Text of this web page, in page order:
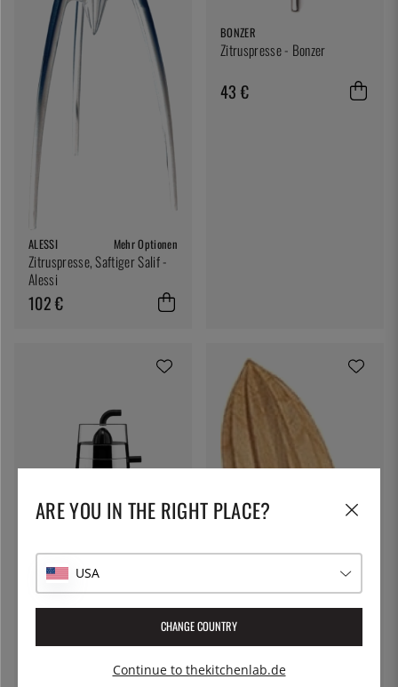
ALESSI Mehr Optionen
Zitruspresse, Saftiger Salif -
Alessi
102 €
BONZER
Zitruspresse - Bonzer
43 €
ALESSI
Zitruspresse, Toru - Alessi
ARE YOU IN THE RIGHT PLACE?
USA
CHANGE COUNTRY
Continue to thekitchenlab.de